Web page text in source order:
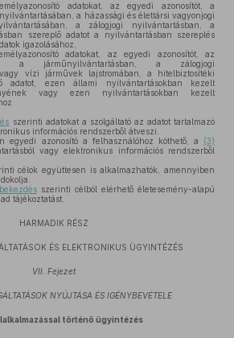
adatokat, az egyedi azonosítót, a
a házassági és élettársi vagyonjogi
a zálogjogi nyilvántartásban, a
szereplő adatot a nyilvántartásban szereplés
igazolásához,
adatokat, az egyedi azonosítót, az
a járműnyilvántartásban, a zálogjogi
vízi járművek lajstromában, a hitelbiztosítéki
adatot, ezen állami nyilvántartásokban kezelt
vagy ezen nyilvántartásokban kezelt
szerinti adatokat a szolgáltató az adatot tartalmazó
információs rendszerből átveszi.
egyedi azonosító a felhasználóhoz köthető, a (3)
vagy elektronikus információs rendszerből
célok együttesen is alkalmazhatók, amennyiben
szerinti célból elérhető életesemény-alapú
tájékoztatást.
HARMADIK RÉSZ
ÉS ELEKTRONIKUS ÜGYINTÉZÉS
VII. Fejezet
NYÚJTÁSA ÉS IGÉNYBEVÉTELE
történő ügyintézés